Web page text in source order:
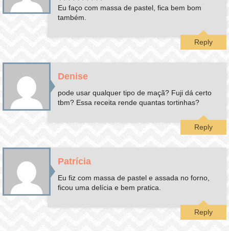
Eu faço com massa de pastel, fica bem bom
também.
Reply
Denise
pode usar qualquer tipo de maçã? Fuji dá certo
tbm? Essa receita rende quantas tortinhas?
Reply
Patrícia
Eu fiz com massa de pastel e assada no forno,
ficou uma delícia e bem pratica.
Reply